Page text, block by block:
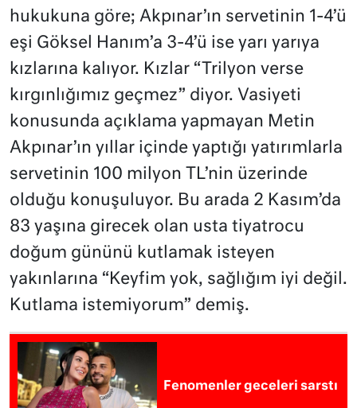
hukukuna göre; Akpınar’ın servetinin 1-4’ü
eşi Göksel Hanım’a 3-4’ü ise yarı yarıya
kızlarına kalıyor. Kızlar “Trilyon verse
kırgınlığımız geçmez” diyor. Vasiyeti
konusunda açıklama yapmayan Metin
Akpınar’ın yıllar içinde yaptığı yatırımlarla
servetinin 100 milyon TL’nin üzerinde
olduğu konuşuluyor. Bu arada 2 Kasım’da
83 yaşına girecek olan usta tiyatrocu
doğum gününü kutlamak isteyen
yakınlarına “Keyfim yok, sağlığım iyi değil.
Kutlama istemiyorum” demiş.
Fenomenler geceleri sarstı